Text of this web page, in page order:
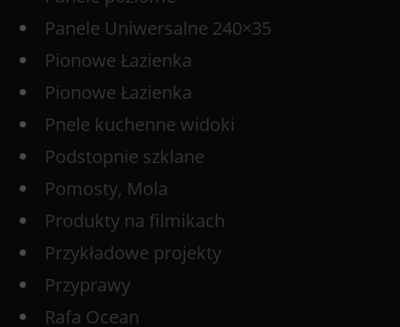
Panele Uniwersalne 240×35
Pionowe Łazienka
Pionowe Łazienka
Pnele kuchenne widoki
Podstopnie szklane
Pomosty, Mola
Produkty na filmikach
Przykładowe projekty
Przyprawy
Rafa Ocean